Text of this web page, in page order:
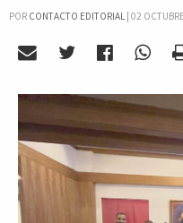
POR CONTACTO EDITORIAL| 02